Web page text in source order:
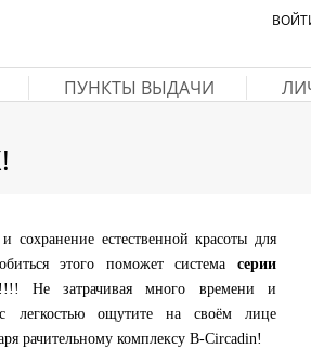
ПУНКТЫ ВЫДАЧИ
сохранение естественной красоты для
этого поможет система серии
Не затрачивая много времени и
легкостью ощутите на своём лице
рачительному комплексу B-Circadin!